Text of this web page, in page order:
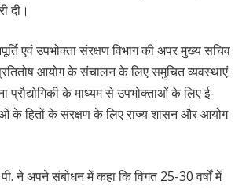
दी।
एवं उपभोक्ता संरक्षण विभाग की अपर मुख्य सचिव
प्रतितोष आयोग के संचालन के लिए समुचित व्यवस्थाएं
प्रौद्योगिकी के माध्यम से उपभोक्ताओं के लिए ई-
के हितों के संरक्षण के लिए राज्य शासन और आयोग
ने अपने संबोधन में कहा कि विगत 25-30 वर्षों में